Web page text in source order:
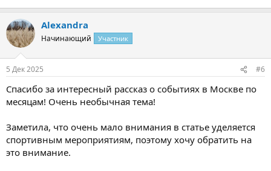
Alexandra
Начинающий Участник
5 Дек 2025 #6
Спасибо за интересный рассказ о событиях в Москве по
месяцам! Очень необычная тема!
Заметила, что очень мало внимания в статье уделяется
спортивным мероприятиям, поэтому хочу обратить на
это внимание.